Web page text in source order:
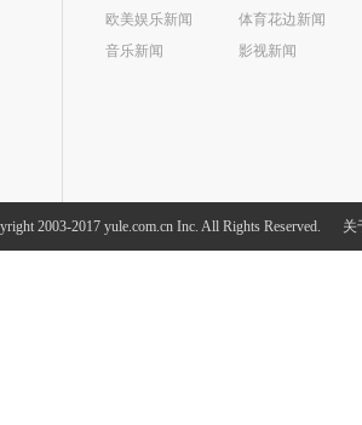
欧美娱乐新闻
体育花边新闻
音乐新闻
影视新闻
2003-2017 yule.com.cn Inc. All Rights Reserved. 关